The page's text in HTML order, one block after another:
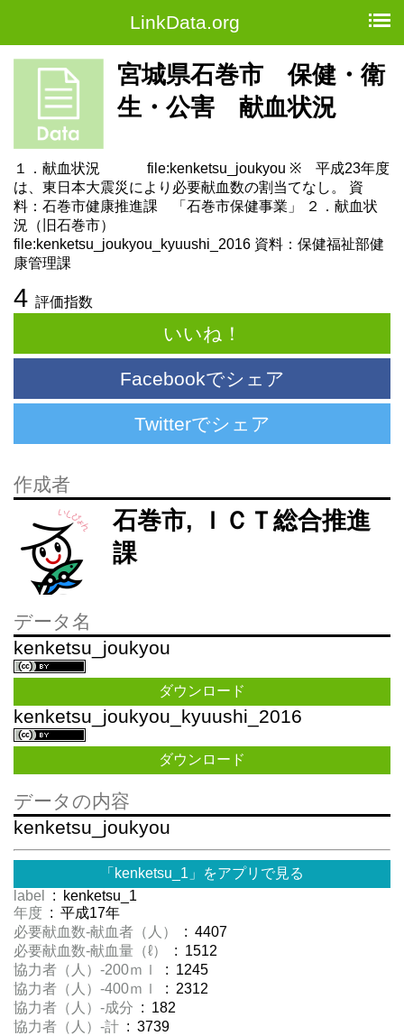
LinkData.org
宮城県石巻市 保健・衛
生・公害 献血状況
１．献血状況 file:kenketsu_joukyou ※ 平成23年度
は、東日本大震災により必要献血数の割当てなし。 資
料：石巻市健康推進課 「石巻市保健事業」 ２．献血状
況（旧石巻市）
file:kenketsu_joukyou_kyuushi_2016 資料：保健福祉部健
康管理課
4 評価指数
いいね！
Facebookでシェア
Twitterでシェア
作成者
石巻市, ＩＣＴ総合推進
課
データ名
kenketsu_joukyou
ダウンロード
kenketsu_joukyou_kyuushi_2016
ダウンロード
データの内容
kenketsu_joukyou
「kenketsu_1」をアプリで見る
label
: kenketsu_1
年度 : 平成17年
必要献血数-献血者（人）
: 4407
必要献血数-献血量（ℓ）
: 1512
協力者（人）-200ｍｌ
: 1245
協力者（人）-400ｍｌ
: 2312
協力者（人）-成分 : 182
協力者（人）-計 : 3739